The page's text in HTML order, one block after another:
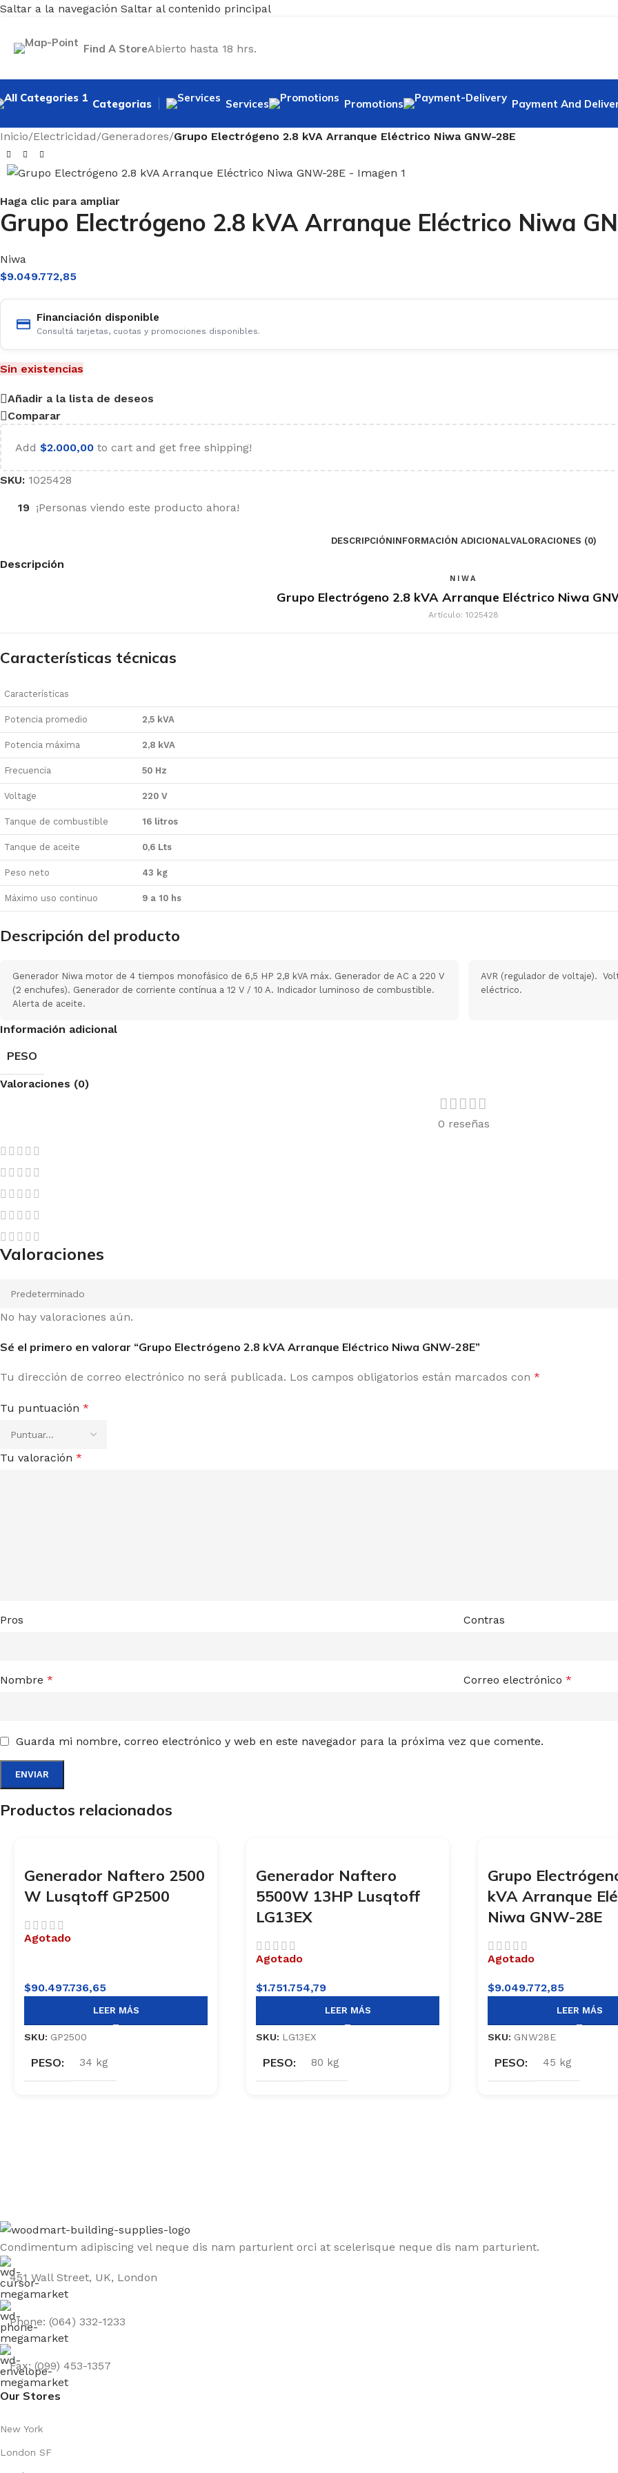
Saltar a la navegación Saltar al contenido principal
Find A StoreAbierto hasta 18 hrs.
Categorias Services Promotions Payment And
Inicio/Electricidad/Generadores/Grupo Electrógeno 2.8 kVA Arranque Eléctrico Niwa GNW-28E
Haga clic para ampliar
Grupo Electrógeno 2.8 kVA Arranque Eléctrico Niwa
Niwa
$9.049.772,85
Financiación disponible
Consultá tarjetas, cuotas y promociones disponibles.
Sin existencias
Añadir a la lista de deseos
Comparar
Add $2.000,00 to cart and get free shipping!
SKU: 1025428
19 ¡Personas viendo este producto ahora!
DESCRIPCIÓNINFORMACIÓN ADICIONALVALORACIONES (0)
Descripción
NIWA
Grupo Electrógeno 2.8 kVA Arranque Eléctrico Niwa
Artículo: 1025428
Características técnicas
Características
Potencia promedio 2,5 kVA
Potencia máxima 2,8 kVA
Frecuencia 50 Hz
Voltage 220 V
Tanque de combustible 16 litros
Tanque de aceite 0,6 Lts
Peso neto 43 kg
Máximo uso continuo 9 a 10 hs
Descripción del producto
Generador Niwa motor de 4 tiempos monofásico de 6,5 HP 2,8 kVA máx. Generador de AC a 220 V
(2 enchufes). Generador de corriente contínua a 12 V / 10 A. Indicador luminoso de combustible.
Alerta de aceite.
AVR (regulador de voltaje).
eléctrico.
Información adicional
PESO
Valoraciones (0)
0 reseñas
Valoraciones
No hay valoraciones aún.
Sé el primero en valorar “Grupo Electrógeno 2.8 kVA Arranque Eléctrico Niwa GNW-28E”
Tu dirección de correo electrónico no será publicada. Los campos obligatorios están marcados con *
Tu puntuación *
Tu valoración *
Pros Contras
Nombre * Correo electrónico *
Guarda mi nombre, correo electrónico y web en este navegador para la próxima vez que comente.
Productos relacionados
Generador Naftero 2500
W Lusqtoff GP2500
Agotado
$90.497.736,65
LEER MÁS
SKU: GP2500
PESO 34 kg
Generador Naftero
5500W 13HP Lusqtoff
LG13EX
Agotado
$1.751.754,79
LEER MÁS
SKU: LG13EX
PESO 80 kg
Grupo
kVA Arranque
Niwa GNW-28E
Agotado
$9.049.772,85
LEER MÁS
SKU: GNW28E
PESO 45 kg
Condimentum adipiscing vel neque dis nam parturient orci at scelerisque neque dis nam parturient.
451 Wall Street, UK, London
Phone: (064) 332-1233
Fax: (099) 453-1357
Our Stores
New York
London SF